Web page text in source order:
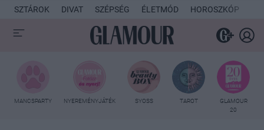
SZTÁROK DIVAT SZÉPSÉG ÉLETMÓD HOROSZKÓP
MANCSPARTY NYEREMÉNYJÁTÉK SYOSS TAROT
GLAMOUR
20